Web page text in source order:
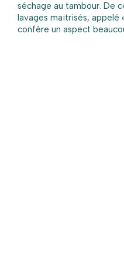
séchage au tambour. De
lavages maitrisés, appelé
confère un aspect